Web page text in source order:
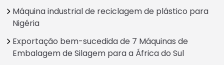
Máquina industrial de reciclagem de plástico para
Nigéria
Exportação bem-sucedida de 7 Máquinas de
Embalagem de Silagem para a África do Sul